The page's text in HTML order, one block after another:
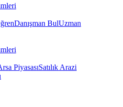
Danışman BulUzman
PiyasasıSatılık Arazi